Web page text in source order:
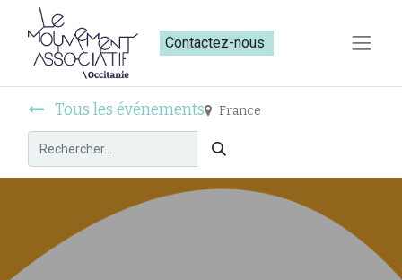
Contactez-nous​​
Tous les événements France